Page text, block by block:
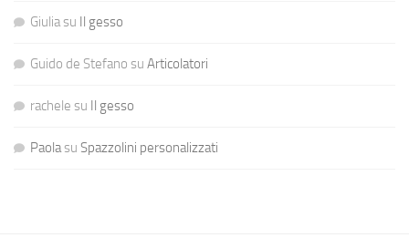
Giuliasu Il gesso
Guido de Stefano su Articolatori
rachele su Il gesso
Paolasu Spazzolini personalizzati